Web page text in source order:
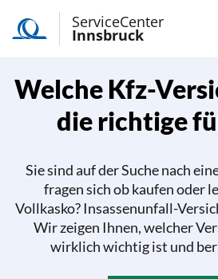
ServiceCenter
Innsbruck
Welche Kfz-
die richtige
Sie sind auf der Suche nach
fragen sich ob kaufen oder
Vollkasko? Insassenunfall-
Wir zeigen Ihnen, welcher
wirklich wichtig ist und